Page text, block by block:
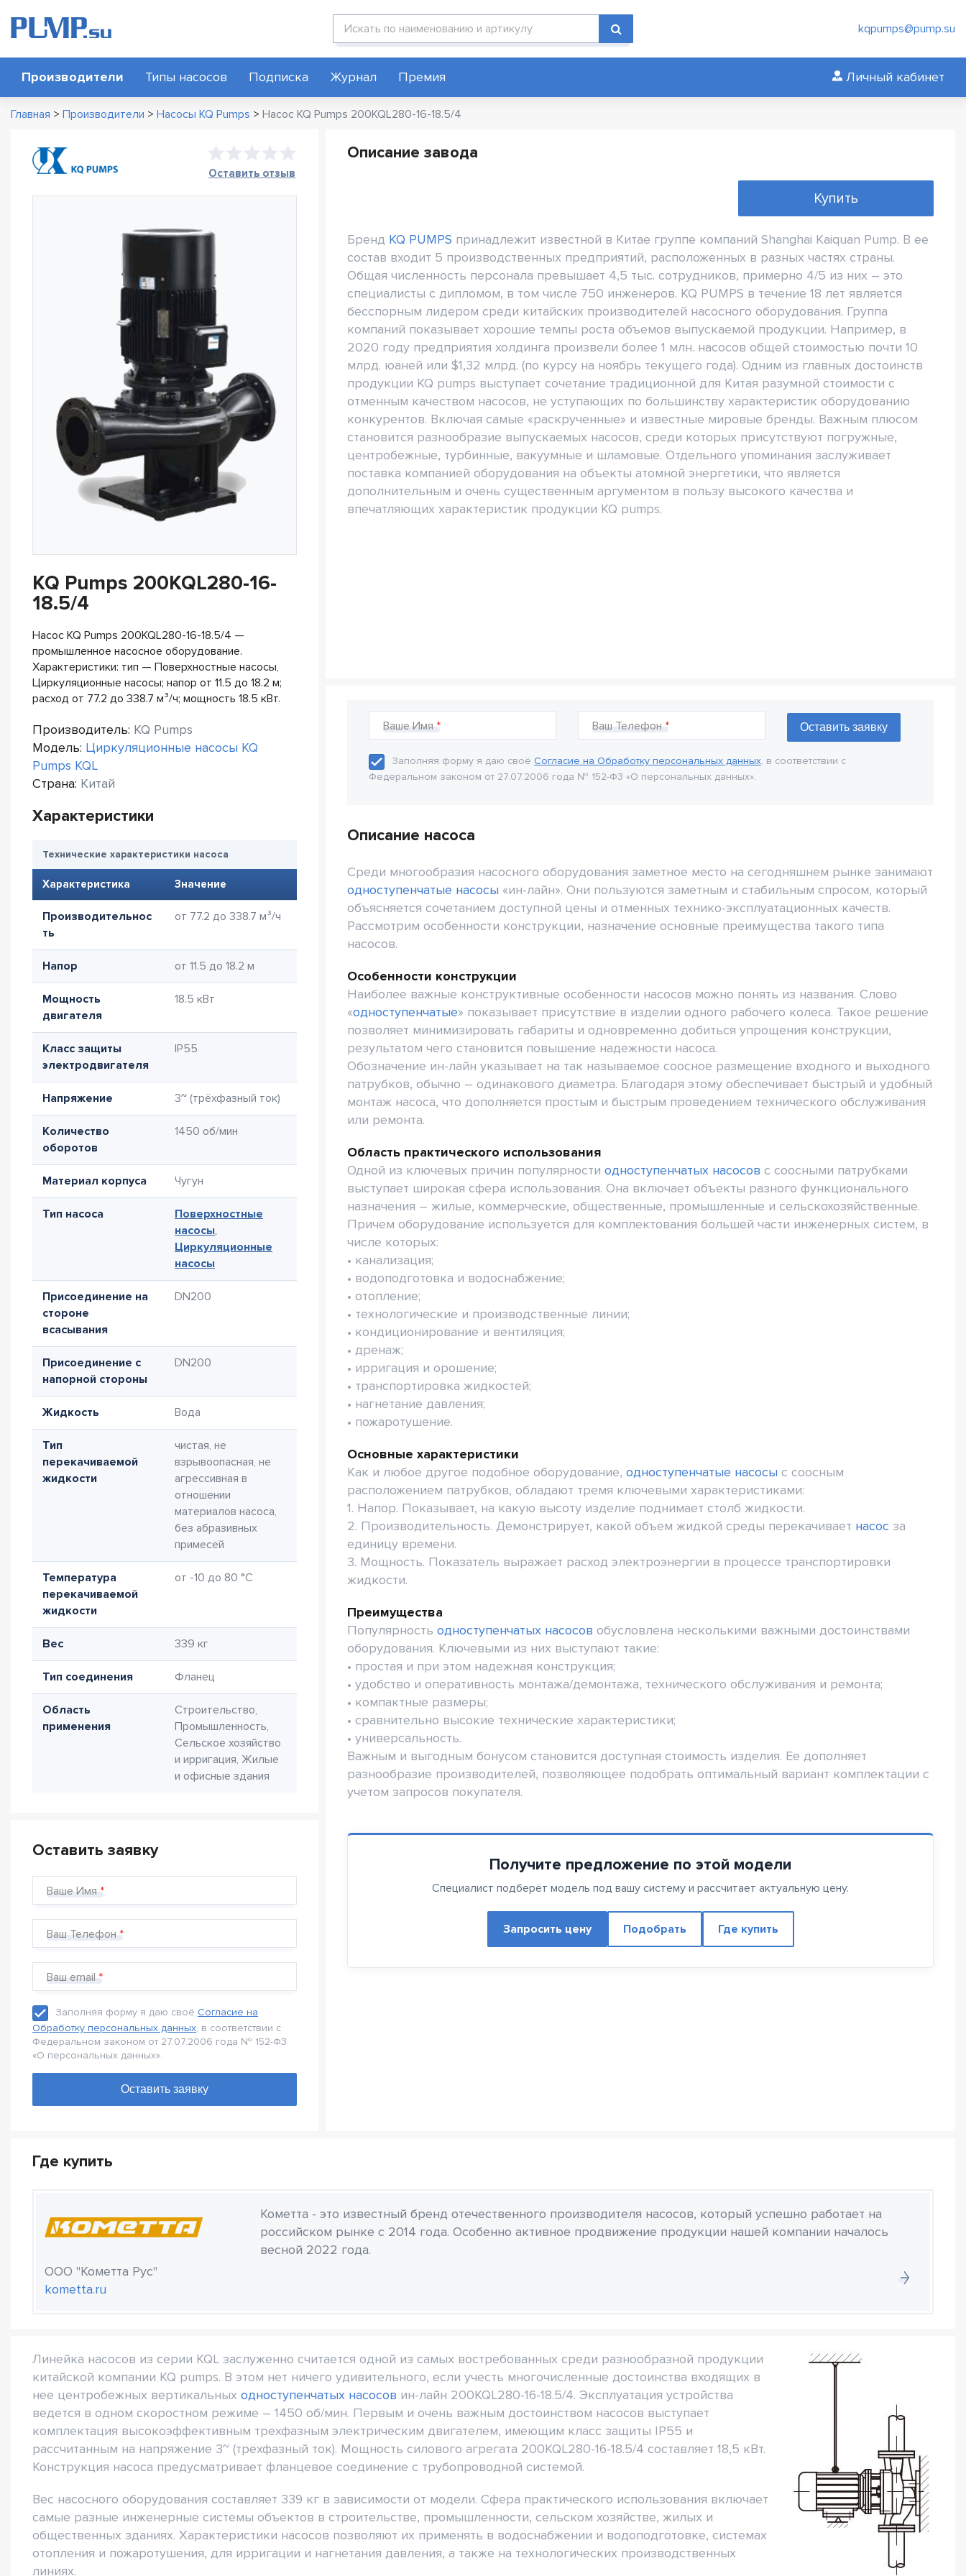
Поиск по каталогу kqpumps@pump.su
Производители Типы насосов Подписка Журнал Премия Личный кабинет
Главная > Производители > Насосы KQ Pumps > Насос KQ Pumps 200KQL280-16-18.5/4
Оставить отзыв
KQ Pumps 200KQL280-16-
18.5/4
Насос KQ Pumps 200KQL280-16-18.5/4 —
промышленное насосное оборудование.
Характеристики: тип — Поверхностные насосы,
Циркуляционные насосы; напор от 11.5 до 18.2 м;
расход от 77.2 до 338.7 м³/ч; мощность 18.5 кВт.
Производитель: KQ Pumps
Модель: Циркуляционные насосы KQ
Pumps KQL
Страна: Китай
Характеристики
Технические характеристики насоса
Характеристика Значение
Производительнос
ть
от 77.2 до 338.7 м³/ч
Напор от 11.5 до 18.2 м
Мощность
двигателя
18.5 кВт
Класс защиты
электродвигателя
IP55
Напряжение 3~ (трёхфазный ток)
Количество
оборотов
1450 об/мин
Материал корпуса Чугун
Тип насоса
Поверхностные
насосы,
Циркуляционные
насосы
Присоединение на
стороне
всасывания
DN200
Присоединение с
напорной стороны
DN200
Жидкость Вода
Тип
перекачиваемой
жидкости
чистая, не
взрывоопасная, не
агрессивная в
отношении
материалов насоса,
без абразивных
примесей
Температура
перекачиваемой
жидкости
от -10 до 80 °C
Вес 339 кг
Тип соединения Фланец
Область
применения
Строительство,
Промышленность,
Сельское хозяйство
и ирригация, Жилые
и офисные здания
Оставить заявку
Ваше Имя
Ваш Телефон
Ваш email
Заполняя форму я даю своё Согласие на
Обработку персональных данных, в соответствии с
Федеральном законом от 27.07.2006 года № 152-Ф3
«О персональных данных».
Описание завода
Купить
Бренд KQ PUMPS принадлежит известной в Китае группе компаний Shanghai Kaiquan Pump. В ее
состав входит 5 производственных предприятий, расположенных в разных частях страны.
Общая численность персонала превышает 4,5 тыс. сотрудников, примерно 4/5 из них – это
специалисты с дипломом, в том числе 750 инженеров. KQ PUMPS в течение 18 лет является
бесспорным лидером среди китайских производителей насосного оборудования. Группа
компаний показывает хорошие темпы роста объемов выпускаемой продукции. Например, в
2020 году предприятия холдинга произвели более 1 млн. насосов общей стоимостью почти 10
млрд. юаней или $1,32 млрд. (по курсу на ноябрь текущего года). Одним из главных достоинств
продукции KQ pumps выступает сочетание традиционной для Китая разумной стоимости с
отменным качеством насосов, не уступающих по большинству характеристик оборудованию
конкурентов. Включая самые «раскрученные» и известные мировые бренды. Важным плюсом
становится разнообразие выпускаемых насосов, среди которых присутствуют погружные,
центробежные, турбинные, вакуумные и шламовые. Отдельного упоминания заслуживает
поставка компанией оборудования на объекты атомной энергетики, что является
дополнительным и очень существенным аргументом в пользу высокого качества и
впечатляющих характеристик продукции KQ pumps.
Ваше Имя Ваш Телефон
Заполняя форму я даю своё Согласие на Обработку персональных данных, в соответствии с
Федеральном законом от 27.07.2006 года № 152-Ф3 «О персональных данных».
Описание насоса
Среди многообразия насосного оборудования заметное место на сегодняшнем рынке занимают
одноступенчатые насосы «ин-лайн». Они пользуются заметным и стабильным спросом, который
объясняется сочетанием доступной цены и отменных технико-эксплуатационных качеств.
Рассмотрим особенности конструкции, назначение основные преимущества такого типа
насосов.
Особенности конструкции
Наиболее важные конструктивные особенности насосов можно понять из названия. Слово
«одноступенчатые» показывает присутствие в изделии одного рабочего колеса. Такое решение
позволяет минимизировать габариты и одновременно добиться упрощения конструкции,
результатом чего становится повышение надежности насоса.
Обозначение ин-лайн указывает на так называемое соосное размещение входного и выходного
патрубков, обычно – одинакового диаметра. Благодаря этому обеспечивает быстрый и удобный
монтаж насоса, что дополняется простым и быстрым проведением технического обслуживания
или ремонта.
Область практического использования
Одной из ключевых причин популярности одноступенчатых насосов с соосными патрубками
выступает широкая сфера использования. Она включает объекты разного функционального
назначения – жилые, коммерческие, общественные, промышленные и сельскохозяйственные.
Причем оборудование используется для комплектования большей части инженерных систем, в
числе которых:
• канализация;
• водоподготовка и водоснабжение;
• отопление;
• технологические и производственные линии;
• кондиционирование и вентиляция;
• дренаж;
• ирригация и орошение;
• транспортировка жидкостей;
• нагнетание давления;
• пожаротушение.
Основные характеристики
Как и любое другое подобное оборудование, одноступенчатые насосы с соосным
расположением патрубков, обладают тремя ключевыми характеристиками:
1. Напор. Показывает, на какую высоту изделие поднимает столб жидкости.
2. Производительность. Демонстрирует, какой объем жидкой среды перекачивает насос за
единицу времени.
3. Мощность. Показатель выражает расход электроэнергии в процессе транспортировки
жидкости.
Преимущества
Популярность одноступенчатых насосов обусловлена несколькими важными достоинствами
оборудования. Ключевыми из них выступают такие:
• простая и при этом надежная конструкция;
• удобство и оперативность монтажа/демонтажа, технического обслуживания и ремонта;
• компактные размеры;
• сравнительно высокие технические характеристики;
• универсальность.
Важным и выгодным бонусом становится доступная стоимость изделия. Ее дополняет
разнообразие производителей, позволяющее подобрать оптимальный вариант комплектации с
учетом запросов покупателя.
Получите предложение по этой модели
Специалист подберёт модель под вашу систему и рассчитает актуальную цену.
Запросить цену Подобрать Где купить
Где купить
ООО "Кометта Рус"
kometta.ru
Кометта - это известный бренд отечественного производителя насосов, который успешно работает на
российском рынке с 2014 года. Особенно активное продвижение продукции нашей компании началось
весной 2022 года.
Линейка насосов из серии KQL заслуженно считается одной из самых востребованных среди разнообразной продукции
китайской компании KQ pumps. В этом нет ничего удивительного, если учесть многочисленные достоинства входящих в
нее центробежных вертикальных одноступенчатых насосов ин-лайн 200KQL280-16-18.5/4. Эксплуатация устройства
ведется в одном скоростном режиме – 1450 об/мин. Первым и очень важным достоинством насосов выступает
комплектация высокоэффективным трехфазным электрическим двигателем, имеющим класс защиты IP55 и
рассчитанным на напряжение 3~ (трёхфазный ток). Мощность силового агрегата 200KQL280-16-18.5/4 составляет 18,5 кВт.
Конструкция насоса предусматривает фланцевое соединение с трубопроводной системой.
Вес насосного оборудования составляет 339 кг в зависимости от модели. Сфера практического использования включает
самые разные инженерные системы объектов в строительстве, промышленности, сельском хозяйстве, жилых и
общественных зданиях. Характеристики насосов позволяют их применять в водоснабжении и водоподготовке, системах
отопления и пожаротушения, для ирригации и нагнетания давления, а также на технологических производственных
линиях.